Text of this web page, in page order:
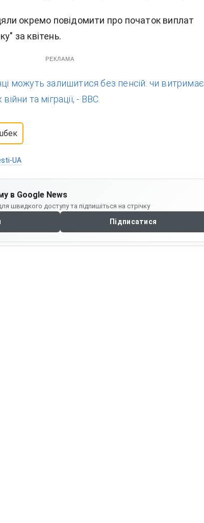
окремо повідомити про початок виплат
за квітень.
РЕКЛАМА
можуть залишитися без пенсій: чи витримає
та міграції, - BBC.
UA
в Google News
швидкого доступу та підпишіться на стрічку
Підписатися